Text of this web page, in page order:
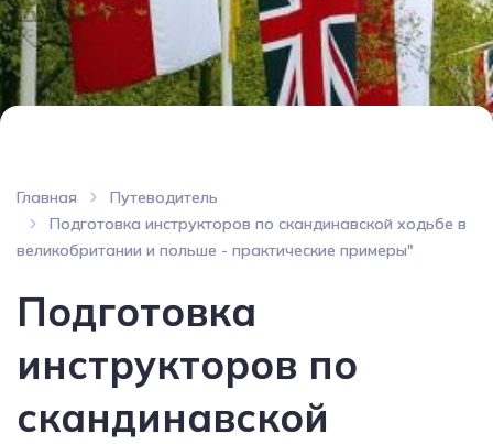
Главная
Путеводитель
Подготовка инструкторов по скандинавской ходьбе в
великобритании и польше - практические примеры"
Подготовка
инструкторов по
скандинавской